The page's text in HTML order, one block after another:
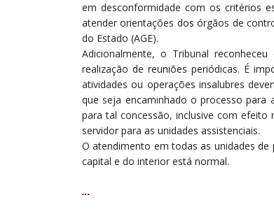
em desconformidade com os critérios
atender orientações dos órgãos de
do Estado (AGE).
Adicionalmente, o Tribunal
realização de reuniões periódicas. É
atividades ou operações insalubres
que seja encaminhado o processo para
para tal concessão, inclusive com
servidor para as unidades assistenciais.
O atendimento em todas as unidades
capital e do interior está normal.
…